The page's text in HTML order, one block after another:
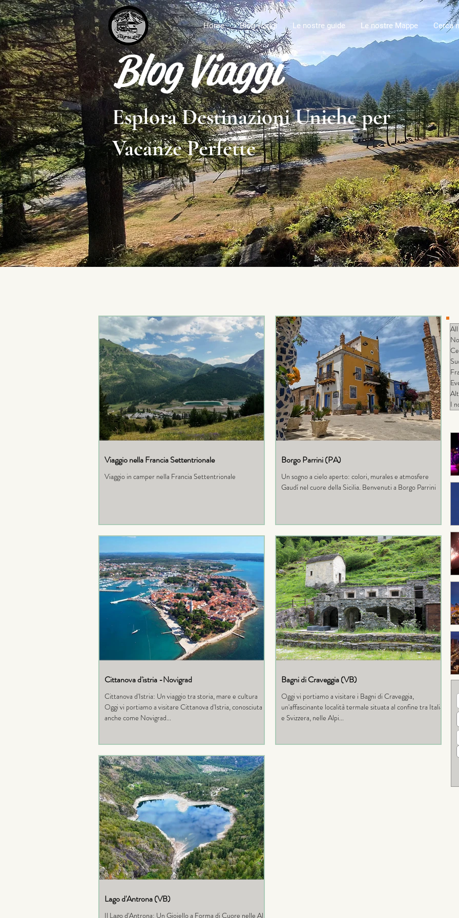
Home Blog viaggi Le nostre guide Le nostre Mappe Cerca
Blog Viaggi
Esplora Destinazioni Uniche per
Vacanze Perfette
Viaggio nella Francia Settentrionale
Viaggio in camper nella Francia Settentrionale
Borgo Parrini (PA)
Un sogno a cielo aperto: colori, murales e atmosfere
Gaudí nel cuore della Sicilia. Benvenuti a Borgo Parrini
Cittanova d'istria -Novigrad
Cittanova d'Istria: Un viaggio tra storia, mare e cultura
Oggi vi portiamo a visitare Cittanova d'Istria, conosciuta
anche come Novigrad...
Bagni di Craveggia (VB)
Oggi vi portiamo a visitare i Bagni di Craveggia,
un'affascinante località termale situata al confine tra Italia
e Svizzera, nelle Alpi...
Lago d'Antrona (VB)
Il Lago d'Antrona: Un Gioiello a Forma di Cuore nelle Alpi
I